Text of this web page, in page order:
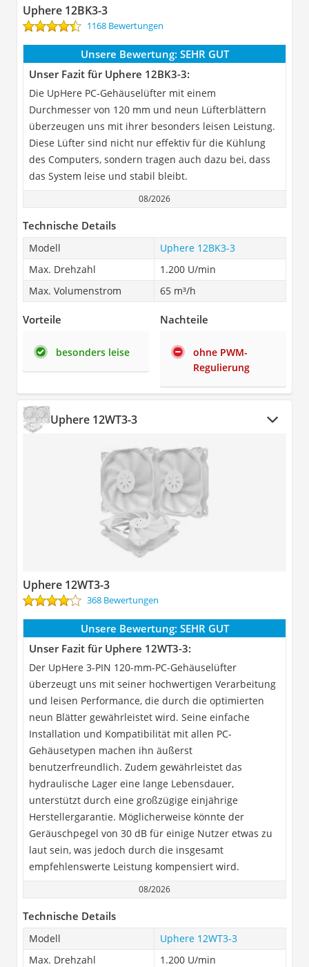
Uphere 12BK3-3
1168 Bewertungen
Unsere Bewertung: SEHR GUT
Unser Fazit für Uphere 12BK3-3:
Die UpHere PC-Gehäuselüfter mit einem
Durchmesser von 120 mm und neun Lüfterblättern
überzeugen uns mit ihrer besonders leisen Leistung.
Diese Lüfter sind nicht nur effektiv für die Kühlung
des Computers, sondern tragen auch dazu bei, dass
das System leise und stabil bleibt.
08/2026
Technische Details
Modell
Uphere 12BK3-3
Max. Drehzahl
1.200 U/min
Max. Volumenstrom
65 m³/h
Vorteile
besonders leise
Nachteile
ohne PWM-
Regulierung
Uphere 12WT3-3
Uphere 12WT3-3
368 Bewertungen
Unsere Bewertung: SEHR GUT
Unser Fazit für Uphere 12WT3-3:
Der UpHere 3-PIN 120-mm-PC-Gehäuselüfter
überzeugt uns mit seiner hochwertigen Verarbeitung
und leisen Performance, die durch die optimierten
neun Blätter gewährleistet wird. Seine einfache
Installation und Kompatibilität mit allen PC-
Gehäusetypen machen ihn äußerst
benutzerfreundlich. Zudem gewährleistet das
hydraulische Lager eine lange Lebensdauer,
unterstützt durch eine großzügige einjährige
Herstellergarantie. Möglicherweise könnte der
Geräuschpegel von 30 dB für einige Nutzer etwas zu
laut sein, was jedoch durch die insgesamt
empfehlenswerte Leistung kompensiert wird.
08/2026
Technische Details
Modell
Uphere 12WT3-3
Max. Drehzahl
1.200 U/min